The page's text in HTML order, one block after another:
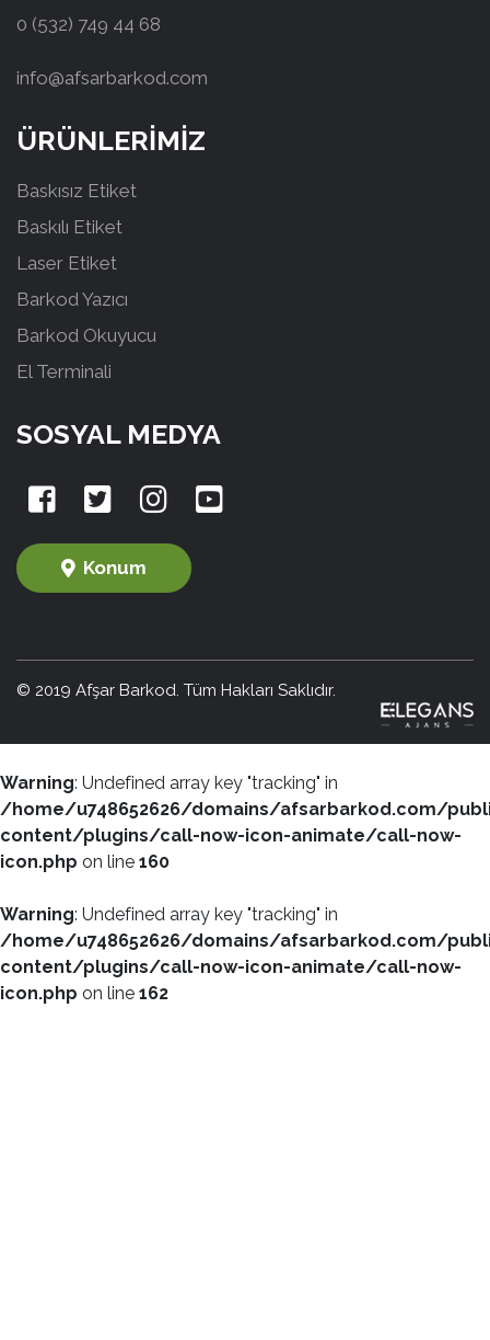
0 (532) 749 44 68
info@afsarbarkod.com
ÜRÜNLERİMİZ
Baskısız Etiket
Baskılı Etiket
Laser Etiket
Barkod Yazıcı
Barkod Okuyucu
El Terminali
SOSYAL MEDYA
Konum
© 2019 Afşar Barkod. Tüm Hakları Saklıdır.
Warning: Undefined array key "tracking" in
/home/u748652626/domains/afsarbarkod.com/
content/plugins/call-now-icon-animate/call-now-
icon.php on line 160
Warning: Undefined array key "tracking" in
/home/u748652626/domains/afsarbarkod.com/
content/plugins/call-now-icon-animate/call-now-
icon.php on line 162